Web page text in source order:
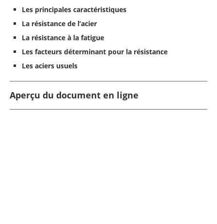
Les principales caractéristiques
La résistance de l’acier
La résistance à la fatigue
Les facteurs déterminant pour la résistance
Les aciers usuels
Aperçu du document en ligne